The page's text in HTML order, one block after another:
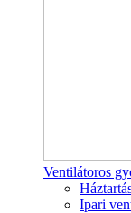
Ventilátoros
Ipari